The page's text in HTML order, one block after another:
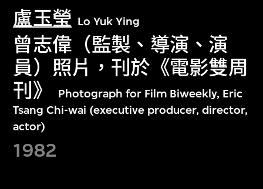
盧玉瑩 Lo Yuk Ying
曾志偉（監製、導演、演
員）照片，刊於《電影雙周
刊》
Photograph for Film Biweekly, Eric
Tsang Chi-wai (executive producer, director,
actor)
1982